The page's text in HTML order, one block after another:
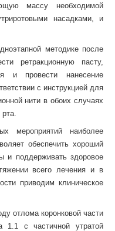
массу необходимой
насадками, и
методике после
ретракционную пасту,
и провести нанесение
с инструкцией для
нити в обоих случаях
мероприятий наиболее
обеспечить хороший
и поддерживать здоровое
всего лечения и в
приводим клиническое
отлома коронковой части
1.1 с частичной утратой